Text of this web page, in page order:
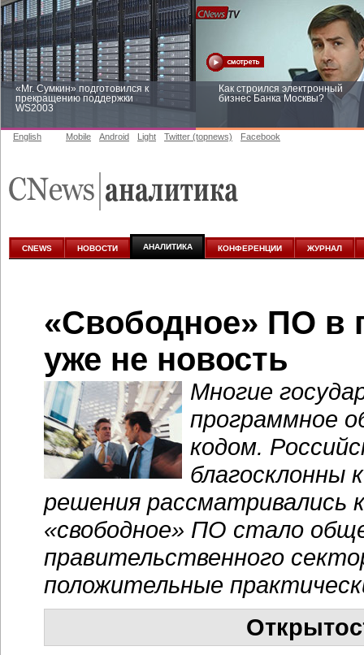
«Mr. Сумкин» подготовился к
прекращению поддержки
WS2003
Как строился электронный
бизнес Банка Москвы?
аналитике
English Mobile Android Light Twitter (topnews) Facebook
CNEWS НОВОСТИ АНАЛИТИКА КОНФЕРЕНЦИИ ЖУРНАЛ
«Свободное» ПО в
уже не новость
Многие
программное
кодом.
благосклонны
решения рассматривались
«свободное» ПО стало
правительственного
положительные